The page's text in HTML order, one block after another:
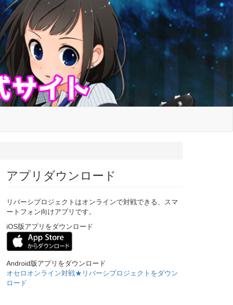
アプリダウンロード
リバーシプロジェクトはオンラインで対戦できる、スマ
ートフォン向けアプリです。
iOS版アプリをダウンロード
Android版アプリをダウンロード
オセロオンライン対戦★リバーシプロジェクトをダウン
ロード